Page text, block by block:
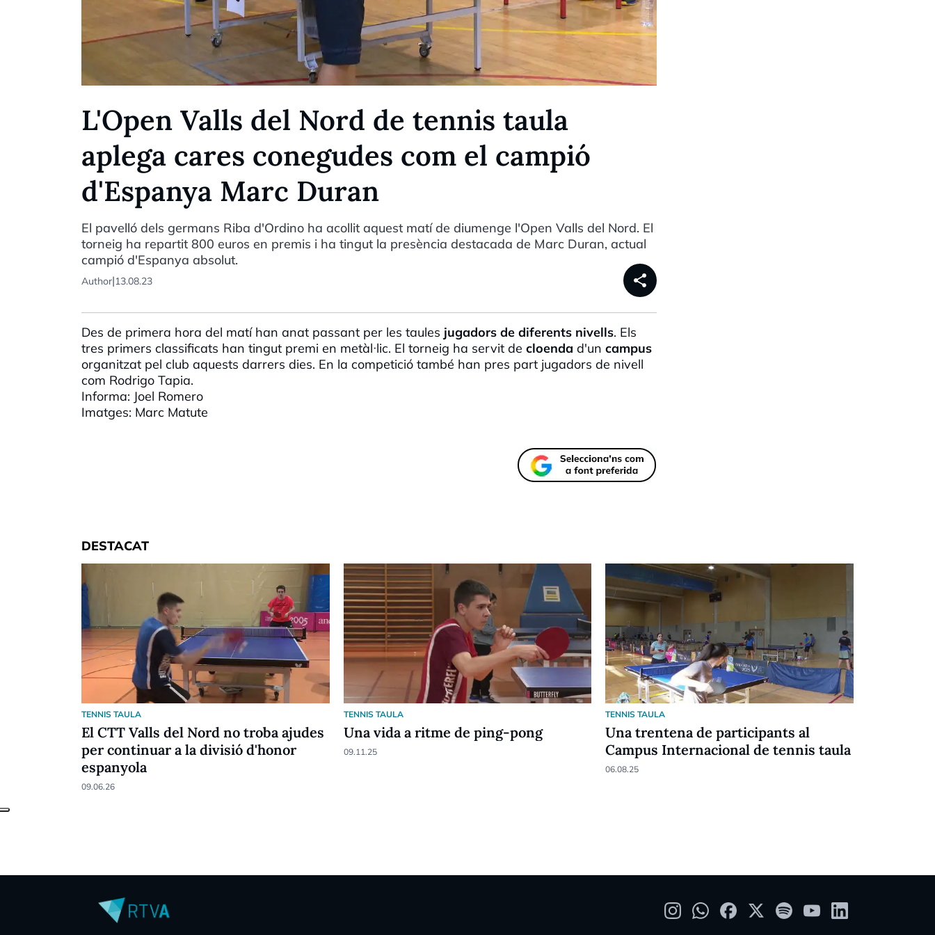
L'Open Valls del Nord de tennis taula
aplega cares conegudes com el campió
d'Espanya Marc Duran
El pavelló dels germans Riba d'Ordino ha acollit aquest matí de diumenge l'Open Valls del Nord. El
torneig ha repartit 800 euros en premis i ha tingut la presència destacada de Marc Duran, actual
campió d'Espanya absolut.
Author|13.08.23 share
Des de primera hora del matí han anat passant per les taules jugadors de diferents nivells. Els
tres primers classificats han tingut premi en metàl·lic. El torneig ha servit de cloenda d'un campus
organitzat pel club aquests darrers dies. En la competició també han pres part jugadors de nivell
com Rodrigo Tapia.
Informa: Joel Romero
Imatges: Marc Matute
DESTACAT
TENNIS TAULA
El CTT Valls del Nord no troba ajudes
per continuar a la divisió d'honor
espanyola
09.06.26
TENNIS TAULA
Una vida a ritme de ping-pong
09.11.25
TENNIS TAULA
Una trentena de participants al
Campus Internacional de tennis taula
06.08.25